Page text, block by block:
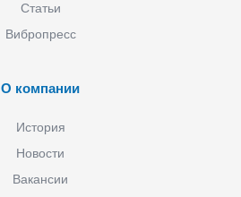
Статьи
Вибропресс
О компании
История
Новости
Вакансии